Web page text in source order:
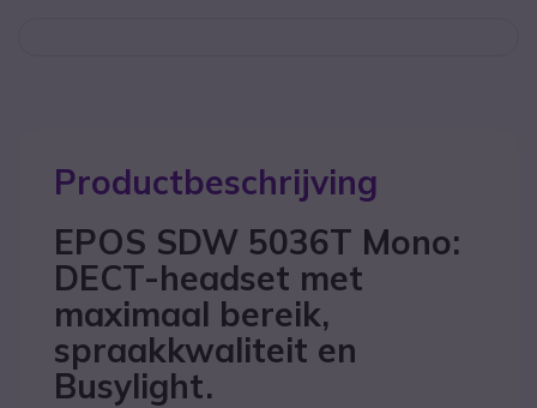
Productbeschrijving
EPOS SDW 5036T Mono:
DECT-headset met
maximaal bereik,
spraakkwaliteit en
Busylight.